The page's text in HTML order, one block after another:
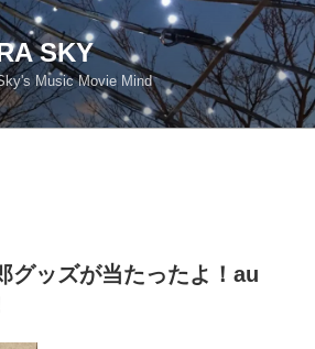
SKY
Music Movie Mind
グッズが当たったよ！au